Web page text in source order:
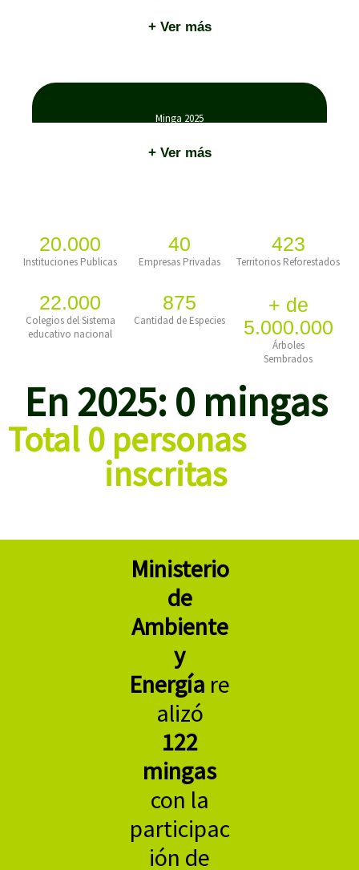
+ Ver más
Minga 2025
+ Ver más
20.000
Instituciones Publicas
40
Empresas Privadas
423
Territorios Reforestados
22.000
Colegios del Sistema
educativo nacional
875
Cantidad de Especies
+ de
5.000.000
Árboles
Sembrados
En 2025: 0 mingas
Total 0 personas
inscritas
Ministerio
de
Ambiente
y
Energía re
alizó
122
mingas
con la
participac
ión de